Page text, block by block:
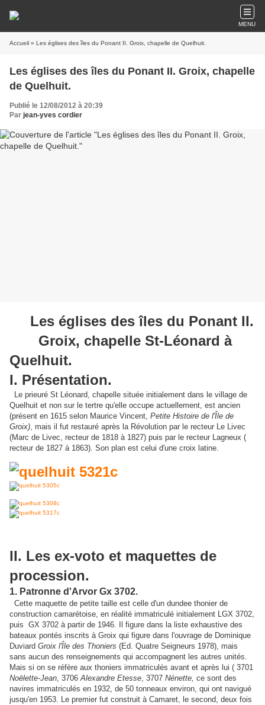
MENU
Accueil » Les églises des îles du Ponant II. Groix, chapelle de Quelhuit.
Les églises des îles du Ponant II. Groix, chapelle
de Quelhuit.
Publié le 12/08/2012 à 20:39
Par jean-yves cordier
Les églises des îles du Ponant II.
Groix, chapelle St-Léonard à
Quelhuit.
I. Présentation.
Le prieuré St Léonard, chapelle située initialement dans le village de
Quelhuit et non sur le tertre qu'elle occupe actuellement, est ancien
(présent en 1615 selon Maurice Vincent, Petite Histoire de l'Île de
Groix), mais il fut restauré après la Révolution par le recteur Le Livec
(Marc de Livec, recteur de 1818 à 1827) puis par le recteur Lagneux (
recteur de 1827 à 1863). Son plan est celui d'une croix latine.
II. Les ex-voto et maquettes de
procession.
1. Patronne d'Arvor Gx 3702.
Cette maquette de petite taille est celle d'un dundee thonier de
construction camarétoise, en réalité immatriculé initialement LGX 3702,
puis GX 3702 à partir de 1946. Il figure dans la liste exhaustive des
bateaux pontés inscrits à Groix qui figure dans l'ouvrage de Dominique
Duviard Groix l'Île des Thoniers (Ed. Quatre Seigneurs 1978), mais
sans aucun des renseignements qui accompagnent les autres unités.
Mais si on se réfère aux thoniers immatriculés avant et après lui ( 3701
Noëlette-Jean, 3706Alexandre Etesse, 3707 Nénette, ce sont des
navires immatriculés en 1932, de 50 tonneaux environ, qui ont navigué
jusqu'en 1953. Le premier fut construit à Camaret, le second, deux fois